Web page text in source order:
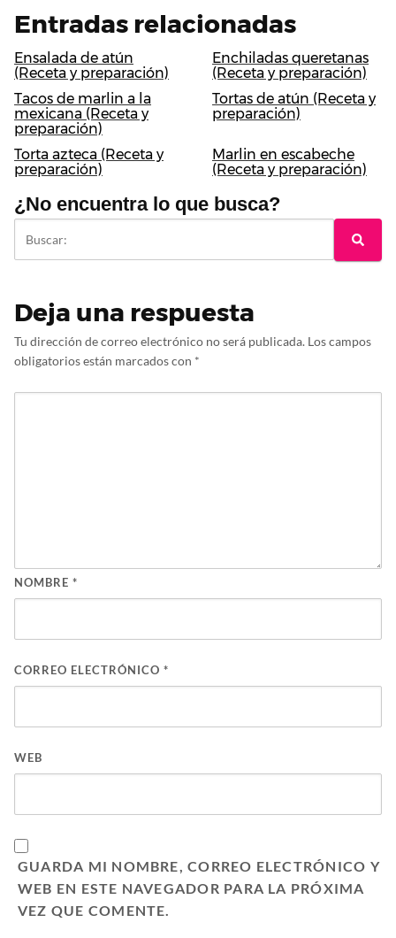
Entradas relacionadas
Ensalada de atún
(Receta y preparación)
Enchiladas queretanas
(Receta y preparación)
Tacos de marlin a la
mexicana (Receta y
preparación)
Tortas de atún (Receta y
preparación)
Torta azteca (Receta y
preparación)
Marlin en escabeche
(Receta y preparación)
¿No encuentra lo que busca?
Deja una respuesta
Tu dirección de correo electrónico no será publicada. Los campos
obligatorios están marcados con *
NOMBRE *
CORREO ELECTRÓNICO *
WEB
GUARDA MI NOMBRE, CORREO ELECTRÓNICO Y
WEB EN ESTE NAVEGADOR PARA LA PRÓXIMA
VEZ QUE COMENTE.